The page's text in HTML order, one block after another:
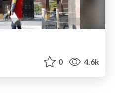
0 4.6k